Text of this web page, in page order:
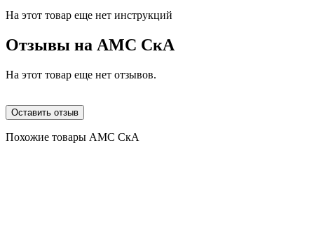
На этот товар еще нет инструкций
Отзывы на AMC СкА
На этот товар еще нет отзывов.
Оставить отзыв
Похожие товары AMC СкА